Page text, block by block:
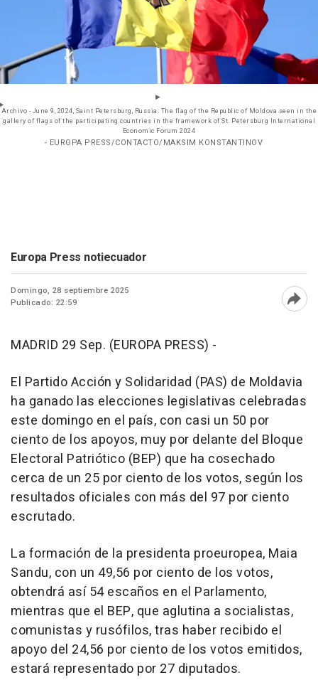
Archivo - June 9, 2024, Saint Petersburg, Russia: The flag of the Republic of Moldova seen in the
gallery of flags of the participating countries in the framework of St. Petersburg International
Economic Forum 2024
- EUROPA PRESS/CONTACTO/MAKSIM KONSTANTINOV
Europa Press notiecuador
Domingo, 28 septiembre 2025
Publicado: 22:59
MADRID 29 Sep. (EUROPA PRESS) -
El Partido Acción y Solidaridad (PAS) de Moldavia
ha ganado las elecciones legislativas celebradas
este domingo en el país, con casi un 50 por
ciento de los apoyos, muy por delante del Bloque
Electoral Patriótico (BEP) que ha cosechado
cerca de un 25 por ciento de los votos, según los
resultados oficiales con más del 97 por ciento
escrutado.
La formación de la presidenta proeuropea, Maia
Sandu, con un 49,56 por ciento de los votos,
obtendrá así 54 escaños en el Parlamento,
mientras que el BEP, que aglutina a socialistas,
comunistas y rusófilos, tras haber recibido el
apoyo del 24,56 por ciento de los votos emitidos,
estará representado por 27 diputados.